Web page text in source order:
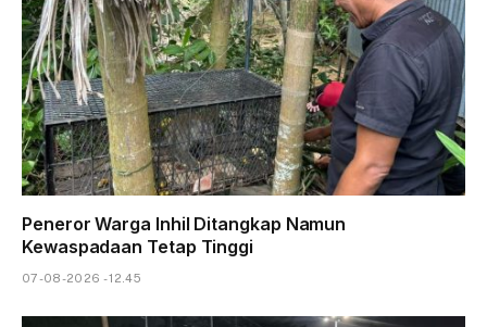
Peneror Warga Inhil Ditangkap Namun
Kewaspadaan Tetap Tinggi
07-08-2026 - 12.45